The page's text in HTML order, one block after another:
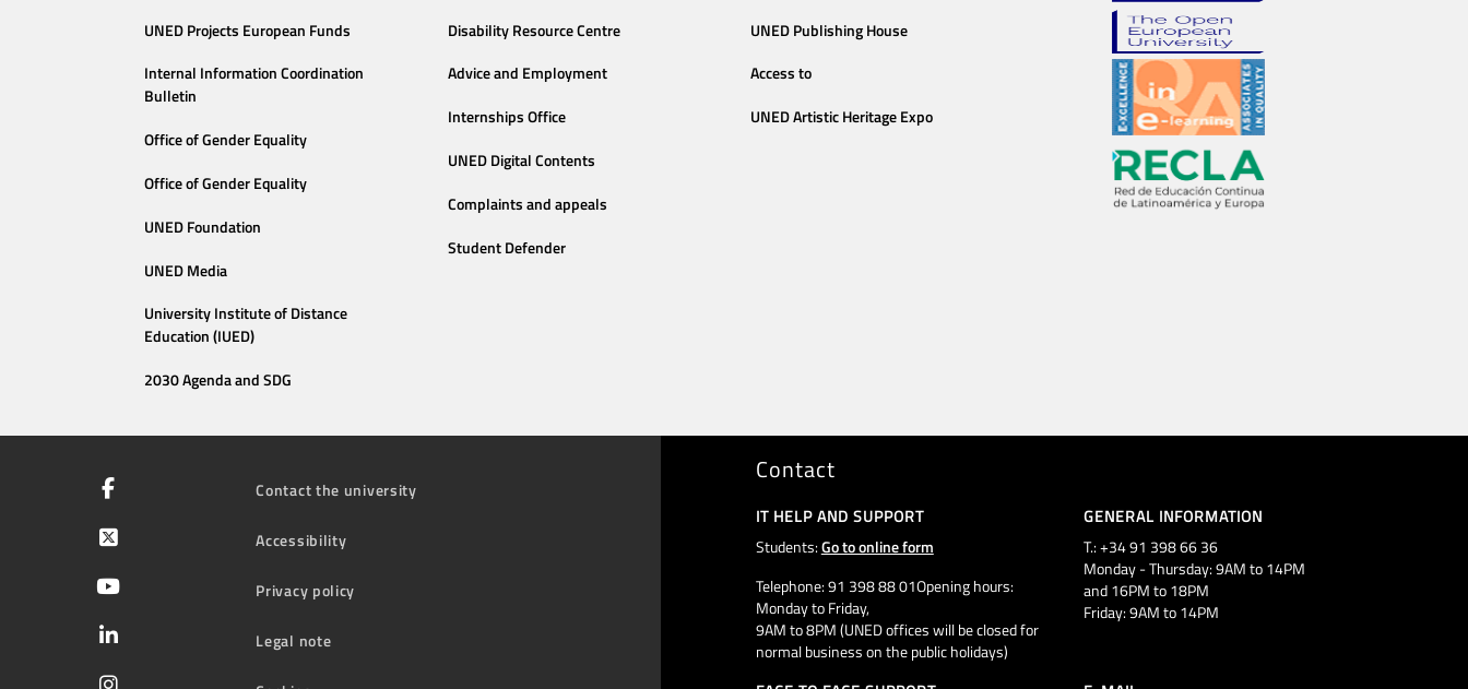
UNED Projects European Funds
Internal Information Coordination
Bulletin
Office of Gender Equality
Office of Gender Equality
UNED Foundation
UNED Media
University Institute of Distance
Education (IUED)
2030 Agenda and SDG
Disability Resource Centre
Advice and Employment
Internships Office
UNED Digital Contents
Complaints and appeals
Student Defender
UNED Publishing House
Access to
UNED Artistic Heritage Expo
Contact the university
Accessibility
Privacy policy
Legal note
Contact
IT HELP AND SUPPORT
Students:Go to online form
Telephone: 91 398 88 01Opening hours:
Monday to Friday,
9AM to 8PM (UNED offices will be closed for
normal business on the public holidays)
GENERAL INFORMATION
T.: +34 91 398 66 36
Monday - Thursday: 9AM to 14PM
and 16PM to 18PM
Friday: 9AM to 14PM